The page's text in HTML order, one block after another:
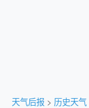
天气后报 > 历史天气